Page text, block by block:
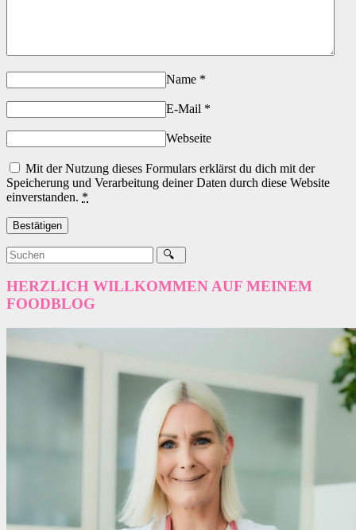
Name *
E-Mail *
Webseite
Mit der Nutzung dieses Formulars erklärst du dich mit der
Speicherung und Verarbeitung deiner Daten durch diese Website
einverstanden. *
HERZLICH WILLKOMMEN AUF MEINEM
FOODBLOG